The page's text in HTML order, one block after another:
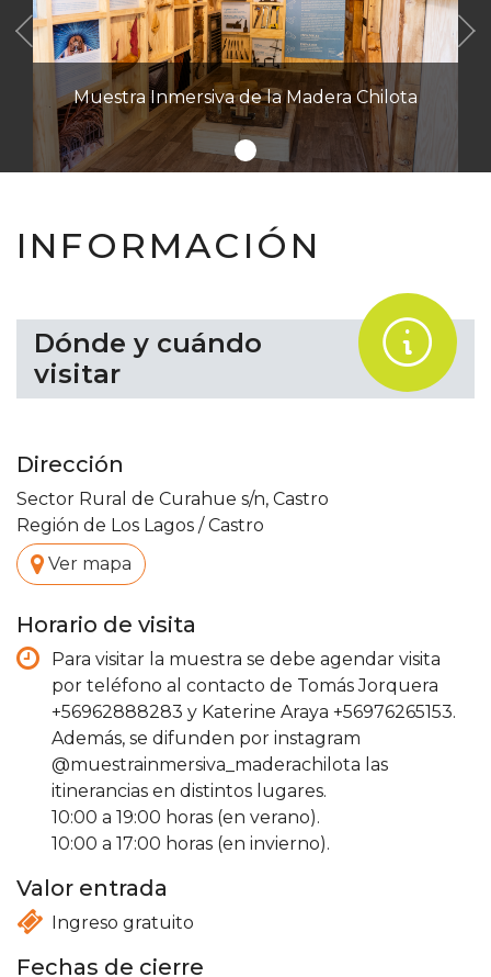
Muestra Inmersiva de la Madera Chilota
Anterior
INFORMACIÓN
Dónde y cuándo
visitar
.
Dirección
Sector Rural de Curahue s/n, Castro
Región de Los Lagos / Castro
. Ver mapa
Horario de visita
Para visitar la muestra se debe agendar visita
por teléfono al contacto de Tomás Jorquera
+56962888283 y Katerine Araya +56976265153.
Además, se difunden por instagram
@muestrainmersiva_maderachilota las
itinerancias en distintos lugares.
10:00 a 19:00 horas (en verano).
10:00 a 17:00 horas (en invierno).
Valor entrada
Ingreso gratuito
Fechas de cierre